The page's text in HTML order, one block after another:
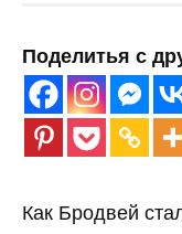
Поделитья с
Как Бродвей